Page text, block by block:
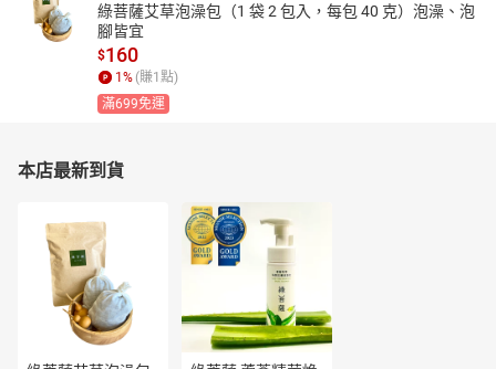
綠菩薩艾草泡澡包（1 袋 2 包入，每包 40 克）泡澡、泡
腳皆宜
$160
1% (賺1點)
滿699免運
本店最新到貨